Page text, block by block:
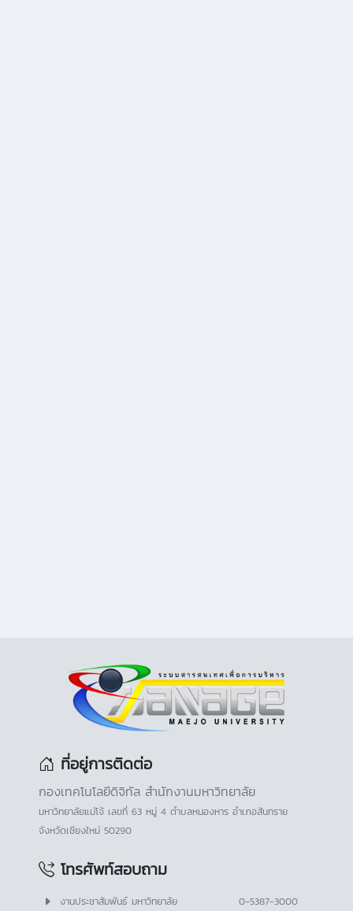
ที่อยู่การติดต่อ
กองเทคโนโลยีดิจิทัล สำนักงานมหาวิทยาลัย
มหาวิทยาลัยแม่โจ้ เลขที่ 63 หมู่ 4 ตำบลหนองหาร อำเภอสันทราย
จังหวัดเชียงใหม่ 50290
โทรศัพท์สอบถาม
งานประชาสัมพันธ์ มหาวิทยาลัย 0-5387-3000